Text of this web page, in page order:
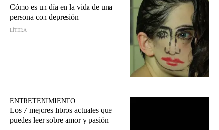
Cómo es un día en la vida de una
persona con depresión
LÍTERA
ENTRETENIMIENTO
Los 7 mejores libros actuales que
puedes leer sobre amor y pasión